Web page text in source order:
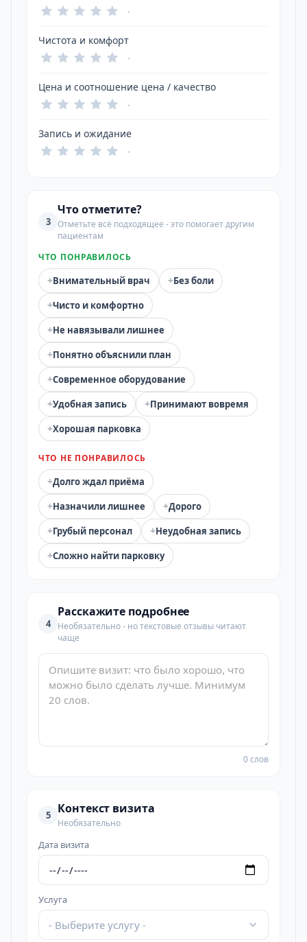
-
Чистота и комфорт
-
Цена и соотношение цена / качество
-
Запись и ожидание
-
3
Что отметите?
Отметьте всё подходящее - это помогает другим
пациентам
ЧТО ПОНРАВИЛОСЬ
+Внимательный врач +Без боли
+Чисто и комфортно
+Не навязывали лишнее
+Понятно объяснили план
+Современное оборудование
+Удобная запись +Принимают вовремя
+Хорошая парковка
ЧТО НЕ ПОНРАВИЛОСЬ
+Долго ждал приёма
+Назначили лишнее +Дорого
+Грубый персонал +Неудобная запись
+Сложно найти парковку
4
Расскажите подробнее
Необязательно - но текстовые отзывы читают
чаще
0 слов
5 Контекст визита
Необязательно
Дата визита
Услуга
- Выберите услугу -